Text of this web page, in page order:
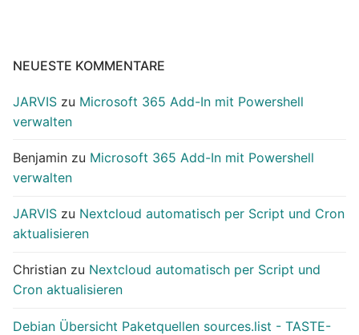
NEUESTE KOMMENTARE
JARVIS zu Microsoft 365 Add-In mit Powershell
verwalten
Benjamin zu Microsoft 365 Add-In mit Powershell
verwalten
JARVIS zu Nextcloud automatisch per Script und Cron
aktualisieren
Christian zu Nextcloud automatisch per Script und
Cron aktualisieren
Debian Übersicht Paketquellen sources.list - TASTE-